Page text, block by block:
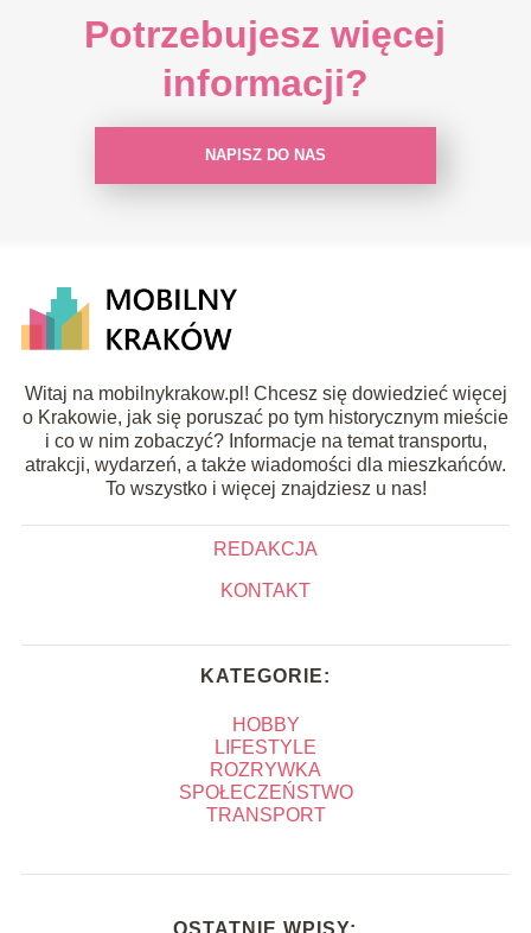
Potrzebujesz więcej
informacji?
NAPISZ DO NAS
Witaj na mobilnykrakow.pl! Chcesz się dowiedzieć więcej
o Krakowie, jak się poruszać po tym historycznym mieście
i co w nim zobaczyć? Informacje na temat transportu,
atrakcji, wydarzeń, a także wiadomości dla mieszkańców.
To wszystko i więcej znajdziesz u nas!
REDAKCJA
KONTAKT
KATEGORIE:
HOBBY
LIFESTYLE
ROZRYWKA
SPOŁECZEŃSTWO
TRANSPORT
OSTATNIE WPISY: